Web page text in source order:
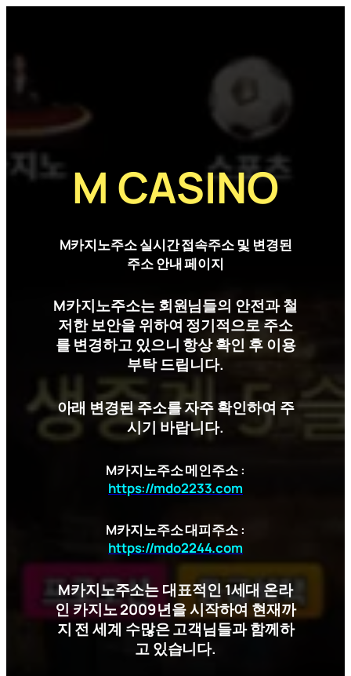
M CASINO
M카지노주소 실시간 접속주소 및 변경된
주소 안내 페이지
M카지노주소는 회원님들의 안전과 철
저한 보안을 위하여 정기적으로 주소
를 변경하고 있으니 항상 확인 후 이용
부탁 드립니다.
아래 변경된 주소를 자주 확인하여 주
시기 바랍니다.
M카지노주소 메인주소 :
https://mdo2233.com
M카지노주소 대피주소 :
https://mdo2244.com
M카지노주소는 대표적인 1세대 온라
인 카지노 2009년을 시작하여 현재까
지 전 세계 수많은 고객님들과 함께하
고 있습니다.